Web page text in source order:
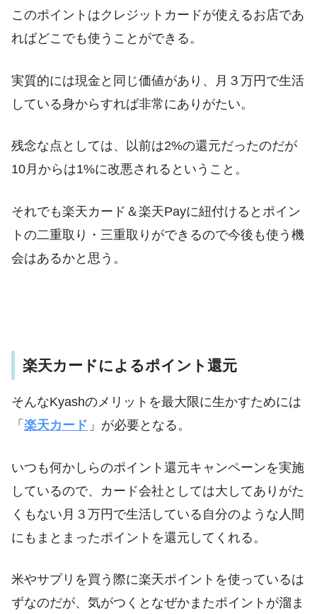
このポイントはクレジットカードが使えるお店であ
ればどこでも使うことができる。
実質的には現金と同じ価値があり、月３万円で生活
している身からすれば非常にありがたい。
残念な点としては、以前は2%の還元だったのだが
10月からは1%に改悪されるということ。
それでも楽天カード＆楽天Payに紐付けるとポイン
トの二重取り・三重取りができるので今後も使う機
会はあるかと思う。
楽天カードによるポイント還元
そんなKyashのメリットを最大限に生かすためには
「 楽天カード 」が必要となる。
いつも何かしらのポイント還元キャンペーンを実施
しているので、カード会社としては大してありがた
くもない月３万円で生活している自分のような人間
にもまとまったポイントを還元してくれる。
米やサプリを買う際に楽天ポイントを使っているは
ずなのだが、気がつくとなぜかまたポイントが溜ま